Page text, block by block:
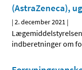
(AstraZeneca),
|2. december 2021 |
indberetninger om